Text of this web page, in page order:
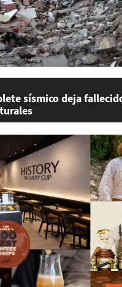
sísmico deja